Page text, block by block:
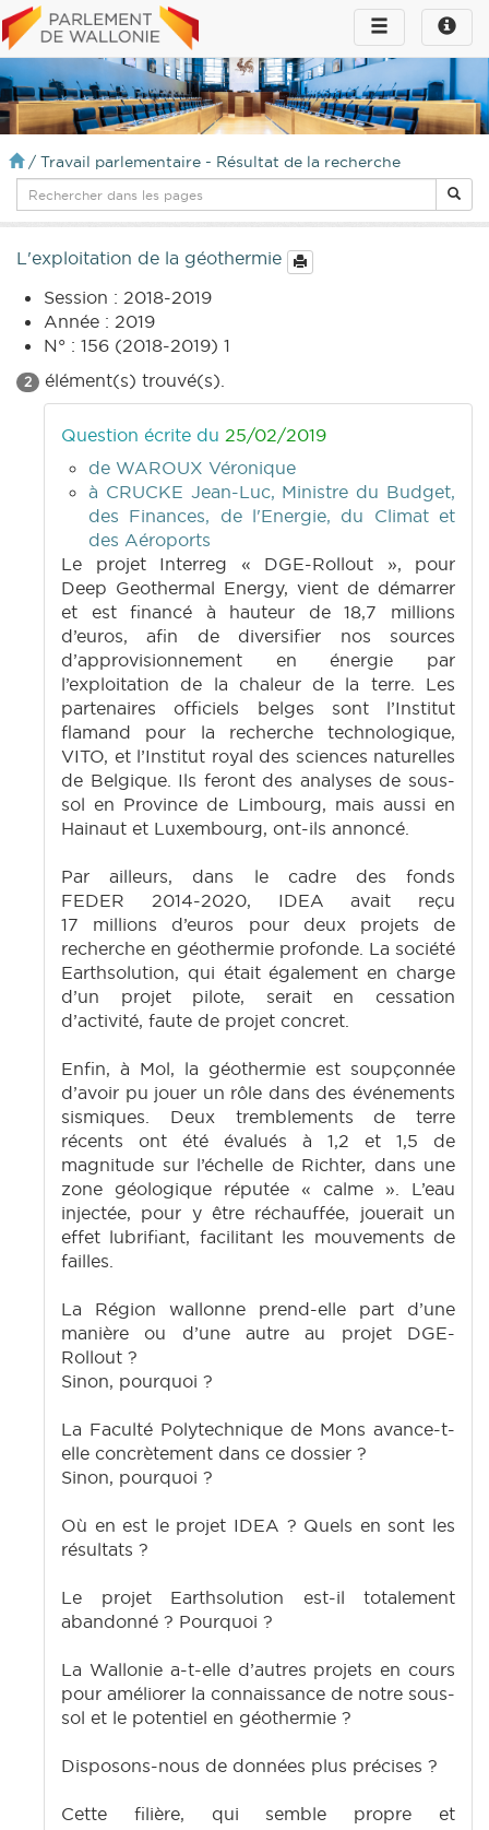
Toggle
infos
Toggle
navigation
/ Travail parlementaire - Résultat de la recherche
L'exploitation de la géothermie
Session : 2018-2019
Année : 2019
N° : 156 (2018-2019) 1
2 élément(s) trouvé(s).
Question écrite du 25/02/2019
de WAROUX Véronique
à CRUCKE Jean-Luc, Ministre du Budget,
des Finances, de l'Energie, du Climat et
des Aéroports
Le projet Interreg « DGE-Rollout », pour
Deep Geothermal Energy, vient de démarrer
et est financé à hauteur de 18,7 millions
d’euros, afin de diversifier nos sources
d’approvisionnement en énergie par
l’exploitation de la chaleur de la terre. Les
partenaires officiels belges sont l’Institut
flamand pour la recherche technologique,
VITO, et l’Institut royal des sciences naturelles
de Belgique. Ils feront des analyses de sous-
sol en Province de Limbourg, mais aussi en
Hainaut et Luxembourg, ont-ils annoncé.
Par ailleurs, dans le cadre des fonds
FEDER 2014-2020, IDEA avait reçu
17 millions d’euros pour deux projets de
recherche en géothermie profonde. La société
Earthsolution, qui était également en charge
d’un projet pilote, serait en cessation
d’activité, faute de projet concret.
Enfin, à Mol, la géothermie est soupçonnée
d’avoir pu jouer un rôle dans des événements
sismiques. Deux tremblements de terre
récents ont été évalués à 1,2 et 1,5 de
magnitude sur l’échelle de Richter, dans une
zone géologique réputée « calme ». L’eau
injectée, pour y être réchauffée, jouerait un
effet lubrifiant, facilitant les mouvements de
failles.
La Région wallonne prend-elle part d’une
manière ou d’une autre au projet DGE-
Rollout ?
Sinon, pourquoi ?
La Faculté Polytechnique de Mons avance-t-
elle concrètement dans ce dossier ?
Sinon, pourquoi ?
Où en est le projet IDEA ? Quels en sont les
résultats ?
Le projet Earthsolution est-il totalement
abandonné ? Pourquoi ?
La Wallonie a-t-elle d’autres projets en cours
pour améliorer la connaissance de notre sous-
sol et le potentiel en géothermie ?
Disposons-nous de données plus précises ?
Cette filière, qui semble propre et